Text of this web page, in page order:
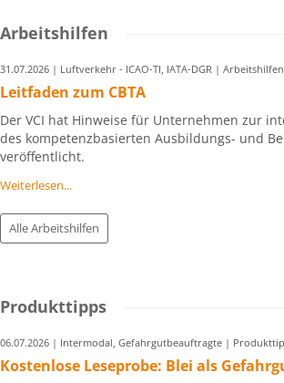
Arbeitshilfen
31.07.2026 | Luftverkehr - ICAO-TI, IATA-DGR | Arbeitshilfen
Leitfaden zum CBTA
Der VCI hat Hinweise für Unternehmen zur
des kompetenzbasierten Ausbildungs- und
veröffentlicht.
Weiterlesen...
Alle Arbeitshilfen
Produkttipps
06.07.2026 | Intermodal, Gefahrgutbeauftragte |
Kostenlose Leseprobe: Blei als